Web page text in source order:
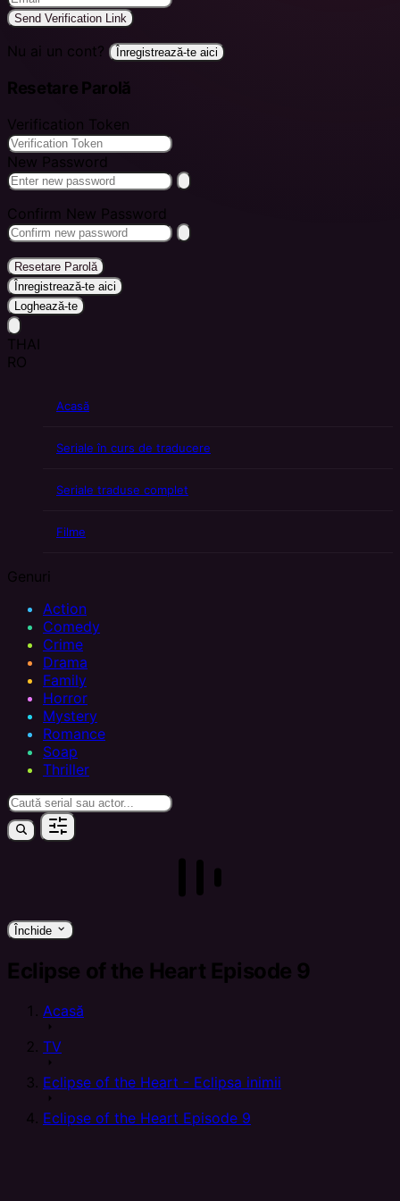
Send Verification Link
Nu ai un cont? Înregistrează-te aici
Resetare Parolă
Verification Token
New Password
Confirm New Password
Resetare Parolă
Înregistrează-te aici
Loghează-te
THAI
RO
Acasă
Seriale în curs de traducere
Seriale traduse complet
Filme
Genuri
Action
Comedy
Crime
Drama
Family
Horror
Mystery
Romance
Soap
Thriller
Închide keyboard_arrow_down
Eclipse of the Heart Episode 9
Acasă
arrow_right
TV
arrow_right
Eclipse of the Heart - Eclipsa inimii
arrow_right
Eclipse of the Heart Episode 9